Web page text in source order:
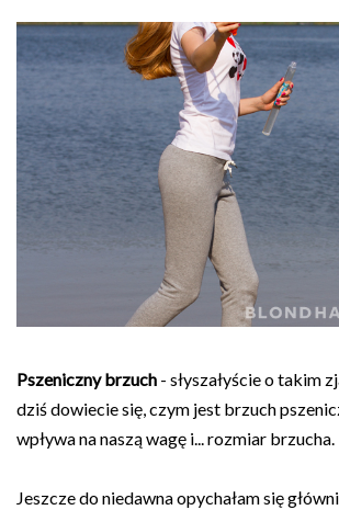
Pszeniczny brzuch - słyszałyście o takim
dziś dowiecie się, czym jest brzuch
wpływa na naszą wagę i... rozmiar brzucha.
Jeszcze do niedawna opychałam się